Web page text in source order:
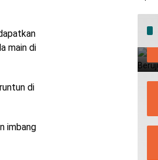
main di
di
imbang